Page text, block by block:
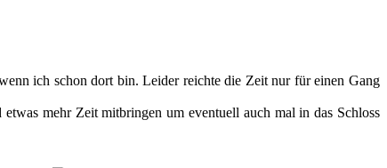
ich schon dort bin. Leider reichte die Zeit nur für einen Gang
mehr Zeit mitbringen um eventuell auch mal in das Schloss